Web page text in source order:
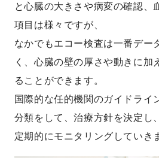
と心臓の大きさや病変の確認、
項目は様々ですが、
なかでもエコー検査は一番デー
く、心臓の壁の厚さや動きに加
ることができます。
国際的な任的機関のガイドライ
分類をして、治療方針を決定し
定期的にモニタリングしていき